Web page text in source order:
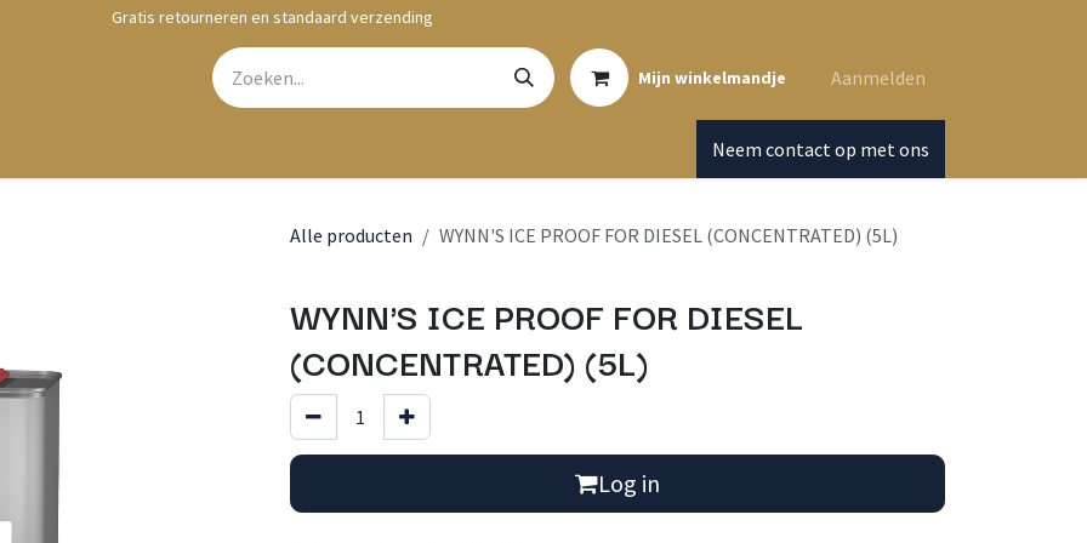
Gratis retourneren en standaard verzending
Mijn winkelmandje Aanmelden
Neem contact op met ons
Alle producten WYNN'S ICE PROOF FOR DIESEL (CONCENTRATED) (5L)
WYNN'S ICE PROOF FOR DIESEL
(CONCENTRATED) (5L)
Log in